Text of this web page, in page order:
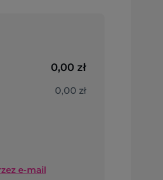
0,00 zł
0,00 zł
e-mail